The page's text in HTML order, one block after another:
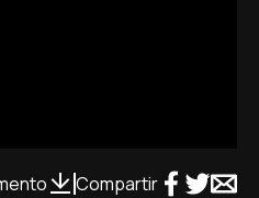
Compartir